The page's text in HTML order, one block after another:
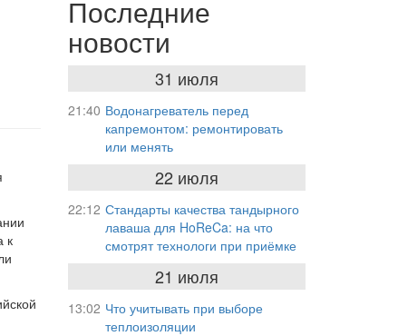
к
Последние
новости
31 июля
21:40 Водонагреватель перед
капремонтом: ремонтировать
или менять
22 июля
22:12 Стандарты качества тандырного
лаваша для HoReCa: на что
смотрят технологи при приёмке
21 июля
13:02 Что учитывать при выборе
теплоизоляции